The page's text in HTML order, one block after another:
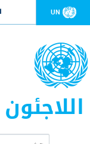
UN